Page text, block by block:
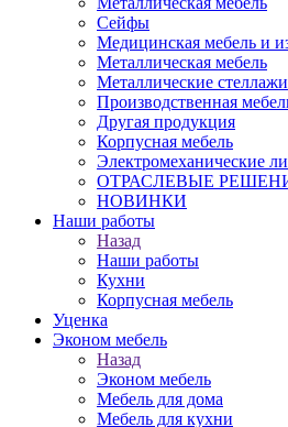
Сейфы
Медицинская мебель и
Металлическая мебель
Металлические стеллажи
Производственная
Другая продукция
Корпусная мебель
Электромеханические
ОТРАСЛЕВЫЕ
НОВИНКИ
Наши работы
Назад
Наши работы
Кухни
Корпусная мебель
Уценка
Эконом мебель
Назад
Эконом мебель
Мебель для дома
Мебель для кухни